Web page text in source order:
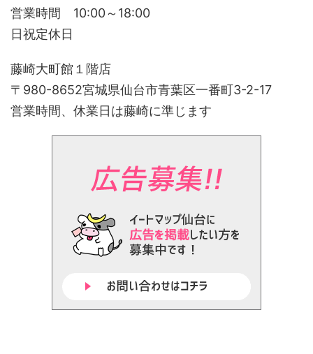
営業時間 10:00～18:00
日祝定休日
藤崎大町館１階店
〒980-8652宮城県仙台市青葉区一番町3-2-17
営業時間、休業日は藤崎に準じます